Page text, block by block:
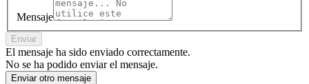
Mensaje
Enviar
El mensaje ha sido enviado correctamente.
No se ha podido enviar el mensaje.
Enviar otro mensaje